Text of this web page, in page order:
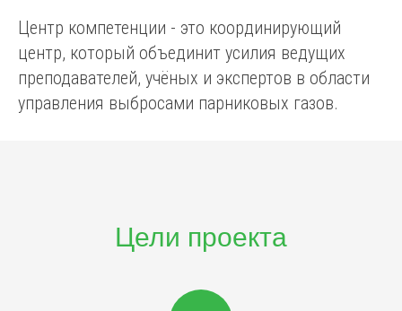
Центр компетенции - это координирующий
центр, который объединит усилия ведущих
преподавателей, учёных и экспертов в области
управления выбросами парниковых газов.
Цели проекта